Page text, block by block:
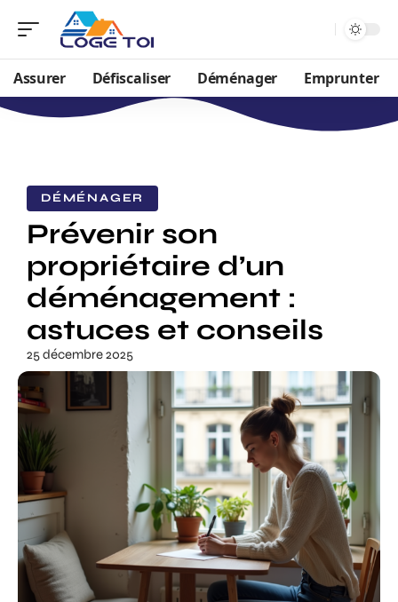
Assurer Défiscaliser Déménager Emprunter
DÉMÉNAGER
Prévenir son
propriétaire d’un
déménagement :
astuces et conseils
25 décembre 2025